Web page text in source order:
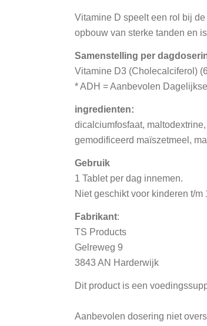
Vitamine D speelt een rol bij
opbouw van sterke tanden en
Samenstelling per
Vitamine D3 (Cholecalciferol)
* ADH = Aanbevolen
ingredienten:
dicalciumfosfaat, maltodextrine,
gemodificeerd maïszetmeel,
Gebruik
1 Tablet per dag innemen.
Niet geschikt voor kinderen t/m
Fabrikant:
TS Products
Gelreweg 9
3843 AN Harderwijk
Dit product is een
Aanbevolen dosering niet